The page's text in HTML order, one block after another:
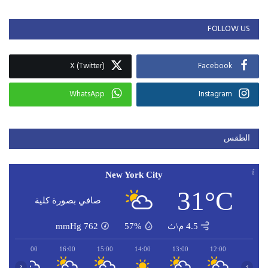
FOLLOW US
Facebook
X (Twitter)
Instagram
WhatsApp
الطقس
New York City
31°C صافي بصورة كلية
4.5 م\ث 57%
762
mmHg
12:00
13:00
14:00
15:00
16:00
17:00
‹ ›